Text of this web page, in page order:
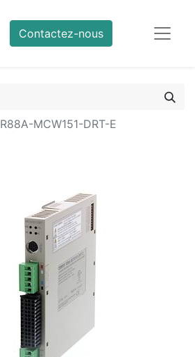
Contactez-nous
R88A-MCW151-DRT-E